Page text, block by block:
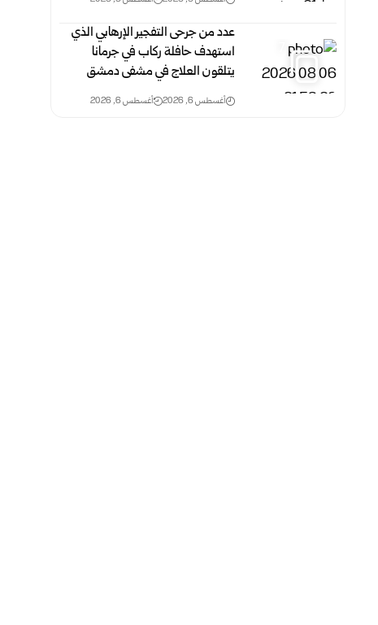
عدد من جرحى التفجير الإرهابي الذي
استهدف حافلة ركاب في جرمانا
يتلقون العلاج في مشفى دمشق
أغسطس 6, 2026 أغسطس 6, 2026